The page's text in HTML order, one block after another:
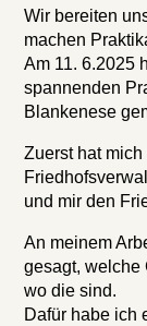
Wir bereiten
machen
Am 11. 6.2025
spannenden
Blankenese
Zuerst hat
und mir den
An meinem
gesagt, welche
wo die sind.
Dafür habe ich